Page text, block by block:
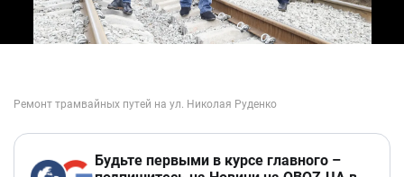
Будьте первыми в курсе главного –